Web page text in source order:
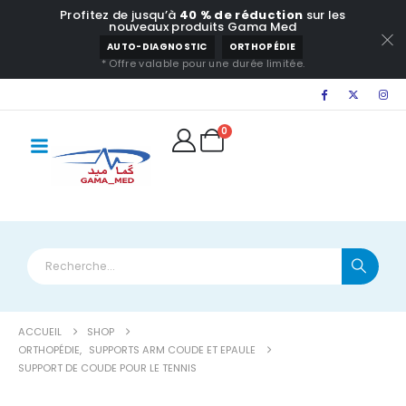
Profitez de jusqu’à 40 % de réduction sur les
nouveaux produits Gama Med
AUTO-DIAGNOSTIC ORTHOPÉDIE
* Offre valable pour une durée limitée.
0
ACCUEIL
SHOP
ORTHOPÉDIE, SUPPORTS ARM COUDE ET EPAULE
SUPPORT DE COUDE POUR LE TENNIS